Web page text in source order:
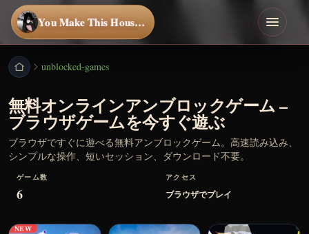
You Make This House a Home
unblocked-games
無料オンラインアンブロックゲーム –
ブラウザゲームを今すぐ遊ぶ
ブラウザですぐに遊べる無料アンブロックゲーム。高速読み込み、
シンプルな操作、短いセッション、ダウンロード不要。
ゲーム数
6
アクセス
ブラウザでプレイ
NEW